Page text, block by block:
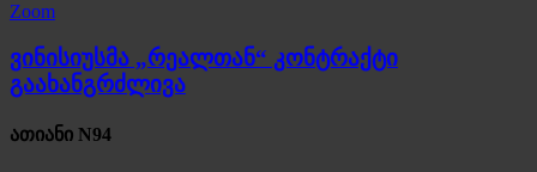
Zoom
ვინისიუსმა „რეალთან“ კონტრაქტი
გაახანგრძლივა
ათიანი N94